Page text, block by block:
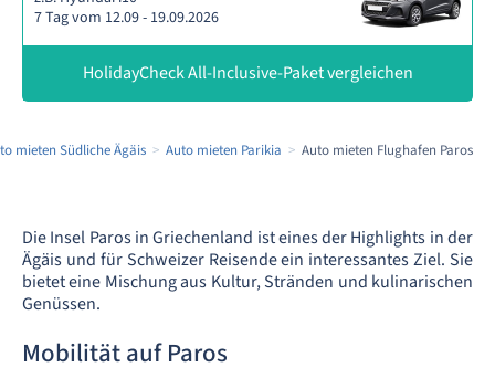
7 Tag vom 12.09 - 19.09.2026
HolidayCheck All-Inclusive-Paket vergleichen
mieten Südliche Ägäis Auto mieten Parikia Auto mieten Flughafen Paros
Die Insel Paros in Griechenland ist eines der Highlights in der
Ägäis und für Schweizer Reisende ein interessantes Ziel. Sie
bietet eine Mischung aus Kultur, Stränden und kulinarischen
Genüssen.
Mobilität auf Paros